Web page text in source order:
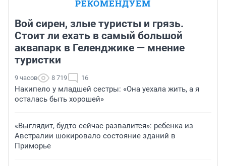
РЕКОМЕНДУЕМ
Вой сирен, злые туристы и грязь.
Стоит ли ехать в самый большой
аквапарк в Геленджике — мнение
туристки
9 часов 8 719 16
Накипело у младшей сестры: «Она уехала жить, а я
осталась быть хорошей»
«Выглядит, будто сейчас развалится»: ребенка из
Австралии шокировало состояние зданий в
Приморье